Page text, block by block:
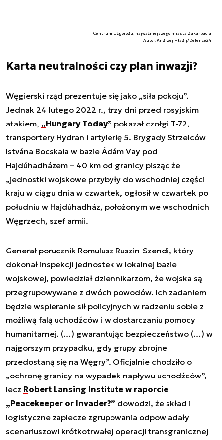
Centrum Użgorodu, najważniejszego miasta Zakarpacia
Autor. Andrzej Hładij/Defence24
Karta neutralności czy plan inwazji?
Węgierski rząd prezentuje się jako „siła pokoju”.
Jednak 24 lutego 2022 r., trzy dni przed rosyjskim
atakiem, „Hungary Today” pokazał czołgi T-72,
transportery Hydran i artylerię 5. Brygady Strzelców
Istvána Bocskaia w bazie Ádám Vay pod
Hajdúhadházem – 40 km od granicy pisząc że
„jednostki wojskowe przybyły do wschodniej części
kraju w ciągu dnia w czwartek, ogłosił w czwartek po
południu w Hajdúhadház, położonym we wschodnich
Węgrzech, szef armii.
Generał porucznik Romulusz Ruszin-Szendi, który
dokonał inspekcji jednostek w lokalnej bazie
wojskowej, powiedział dziennikarzom, że wojska są
przegrupowywane z dwóch powodów. Ich zadaniem
będzie wspieranie sił policyjnych w radzeniu sobie z
możliwą falą uchodźców i w dostarczaniu pomocy
humanitarnej. (…) gwarantując bezpieczeństwo (…) w
najgorszym przypadku, gdy grupy zbrojne
przedostaną się na Węgry”. Oficjalnie chodziło o
„ochronę granicy na wypadek napływu uchodźców”,
lecz Robert Lansing Institute w raporcie
„Peacekeeper or Invader?” dowodzi, że skład i
logistyczne zaplecze zgrupowania odpowiadały
scenariuszowi krótkotrwałej operacji transgranicznej